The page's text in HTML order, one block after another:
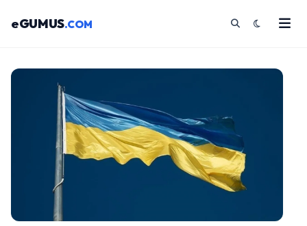
eGUMUS.COM